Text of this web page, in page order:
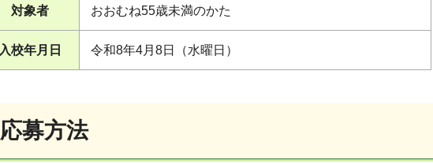
対象者 おおむね55歳未満のかた
入校年月日 令和8年4月8日（水曜日）
応募方法